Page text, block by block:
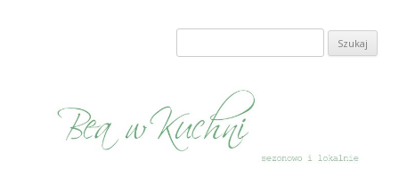
Szukaj: